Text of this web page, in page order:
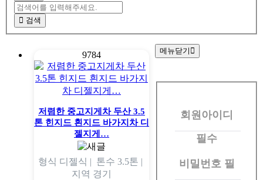
검색
9784
저렴한 중고지게차 두산 3.5
톤 힌지드 흰지드 바가지차 디
젤지게…
형식 디젤식 | 톤수 3.5톤 |
지역 경기
메뉴닫기
회
회원아이디
필수
비밀번호 필